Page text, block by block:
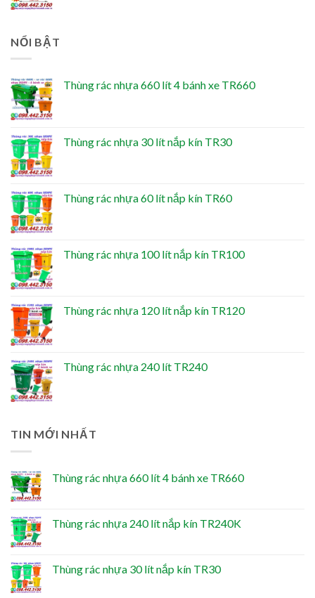
NỔI BẬT
Thùng rác nhựa 660 lít 4 bánh xe TR660
Thùng rác nhựa 30 lít nắp kín TR30
Thùng rác nhựa 60 lít nắp kín TR60
Thùng rác nhựa 100 lít nắp kín TR100
Thùng rác nhựa 120 lít nắp kín TR120
Thùng rác nhựa 240 lít TR240
TIN MỚI NHẤT
Thùng rác nhựa 660 lít 4 bánh xe TR660
Thùng rác nhựa 240 lít nắp kín TR240K
Thùng rác nhựa 30 lít nắp kín TR30